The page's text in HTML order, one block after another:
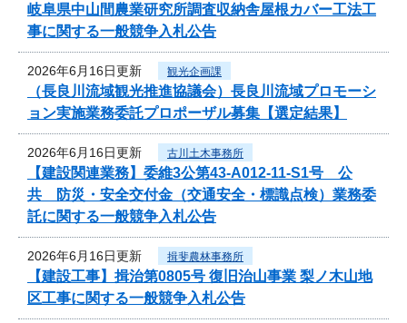
岐阜県中山間農業研究所調査収納舎屋根カバー工法工
事に関する一般競争入札公告
2026年6月16日更新 観光企画課
（長良川流域観光推進協議会）長良川流域プロモーシ
ョン実施業務委託プロポーザル募集【選定結果】
2026年6月16日更新 古川土木事務所
【建設関連業務】委維3公第43-A012-11-S1号 公
共 防災・安全交付金（交通安全・標識点検）業務委
託に関する一般競争入札公告
2026年6月16日更新 揖斐農林事務所
【建設工事】揖治第0805号 復旧治山事業 梨ノ木山地
区工事に関する一般競争入札公告